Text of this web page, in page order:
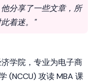
分享了一些文章，所
着迷。"
学院，专业为电子商
(NCCU) 攻读 MBA 课